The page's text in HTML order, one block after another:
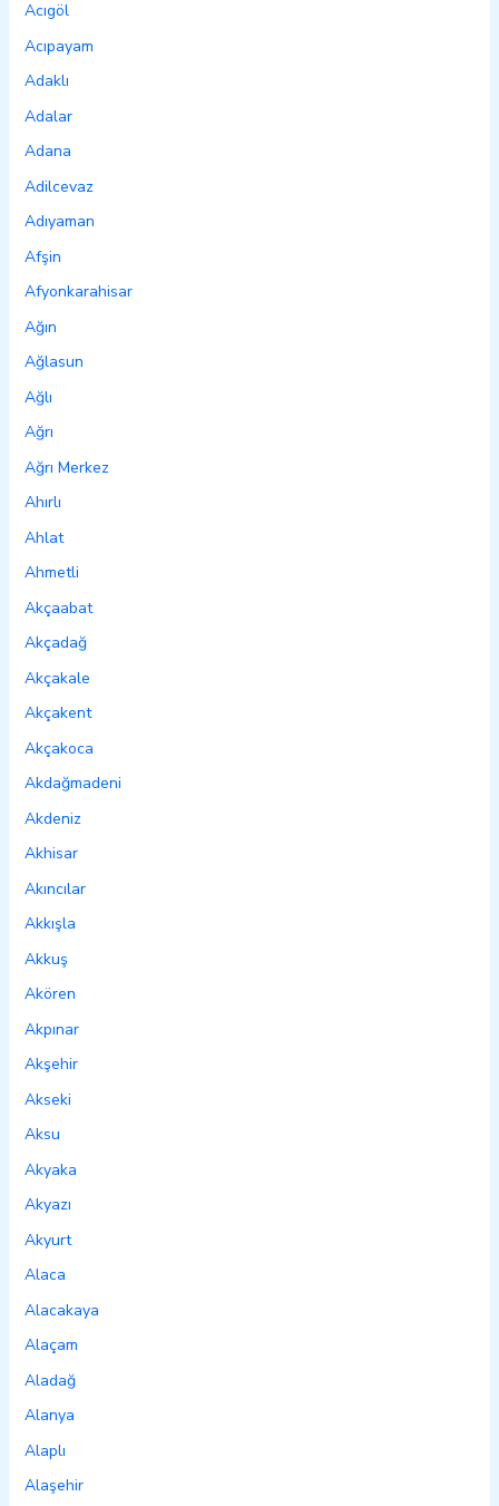
Acıgöl
Acıpayam
Adaklı
Adalar
Adana
Adilcevaz
Adıyaman
Afşin
Afyonkarahisar
Ağın
Ağlasun
Ağlı
Ağrı
Ağrı Merkez
Ahırlı
Ahlat
Ahmetli
Akçaabat
Akçadağ
Akçakale
Akçakent
Akçakoca
Akdağmadeni
Akdeniz
Akhisar
Akıncılar
Akkışla
Akkuş
Akören
Akpınar
Akşehir
Akseki
Aksu
Akyaka
Akyazı
Akyurt
Alaca
Alacakaya
Alaçam
Aladağ
Alanya
Alaplı
Alaşehir